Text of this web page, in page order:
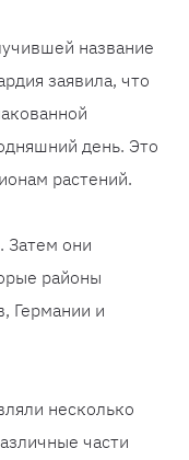
название
заявила, что
день. Это
растений.
Затем они
районы
Германии и
несколько
части